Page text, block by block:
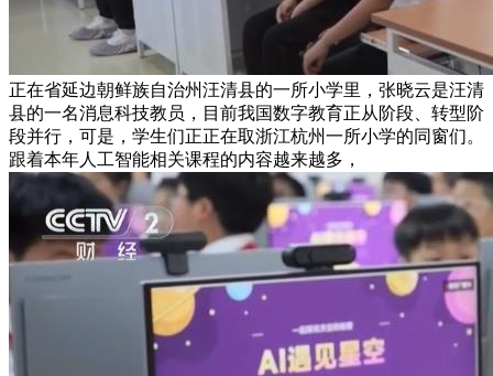
正在省延边朝鲜族自治州汪清县的一所小学里，张晓云是汪清
县的一名消息科技教员，目前我国数字教育正从阶段、转型阶
段并行，可是，学生们正正在取浙江杭州一所小学的同窗们。
跟着本年人工智能相关课程的内容越来越多，